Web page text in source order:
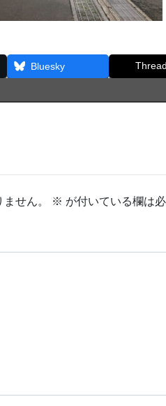
Bluesky
せん。 ※ が付いている欄は